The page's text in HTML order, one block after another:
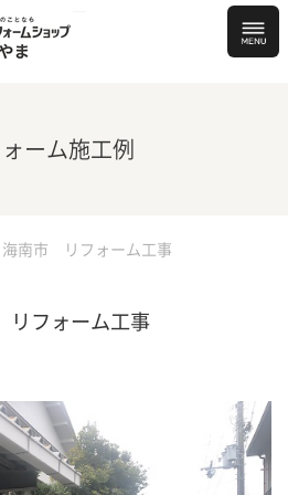
ーム施工例
海南市 リフォーム工事
フォーム工事